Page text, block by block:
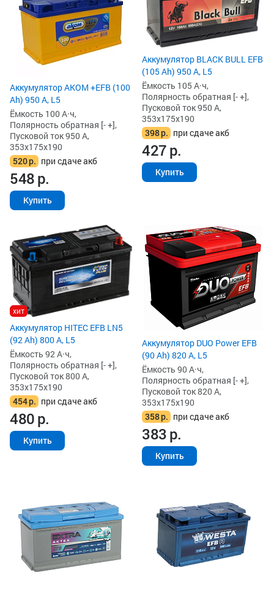
Аккумулятор AKOM +EFB (100
Ah) 950 А, L5
Ёмкость 100 А·ч,
Полярность обратная [- +],
Пусковой ток 950 А,
353x175x190
520р. при сдаче акб
548р.
Купить
Аккумулятор BLACK BULL EFB
(105 Ah) 950 А, L5
Ёмкость 105 А·ч,
Полярность обратная [- +],
Пусковой ток 950 А,
353x175x190
398р. при сдаче акб
427р.
Купить
хит
Аккумулятор HITEC EFB LN5
(92 Ah) 800 А, L5
Ёмкость 92 А·ч,
Полярность обратная [- +],
Пусковой ток 800 А,
353x175x190
454р. при сдаче акб
480р.
Купить
Аккумулятор DUO Power EFB
(90 Ah) 820 А, L5
Ёмкость 90 А·ч,
Полярность обратная [- +],
Пусковой ток 820 А,
353x175x190
358р. при сдаче акб
383р.
Купить